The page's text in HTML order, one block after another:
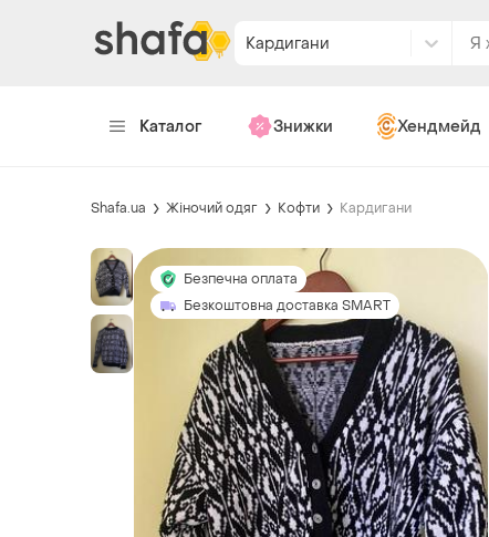
Кардигани
Каталог Знижки Хендмейд
Shafa.ua Жіночий одяг Кофти Кардигани
Безпечна оплата
Безкоштовна доставка SMART